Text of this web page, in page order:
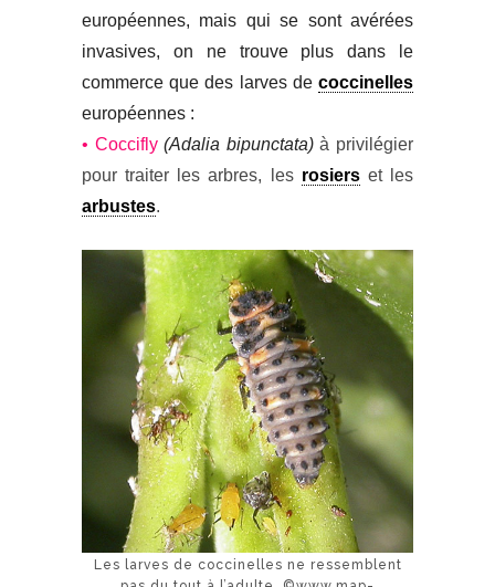
européennes, mais qui se sont avérées
invasives, on ne trouve plus dans le
commerce que des larves de coccinelles
européennes :
• Coccifly (Adalia bipunctata) à privilégier
pour traiter les arbres, les rosierset les
arbustes.
Les larves de coccinelles ne ressemblent